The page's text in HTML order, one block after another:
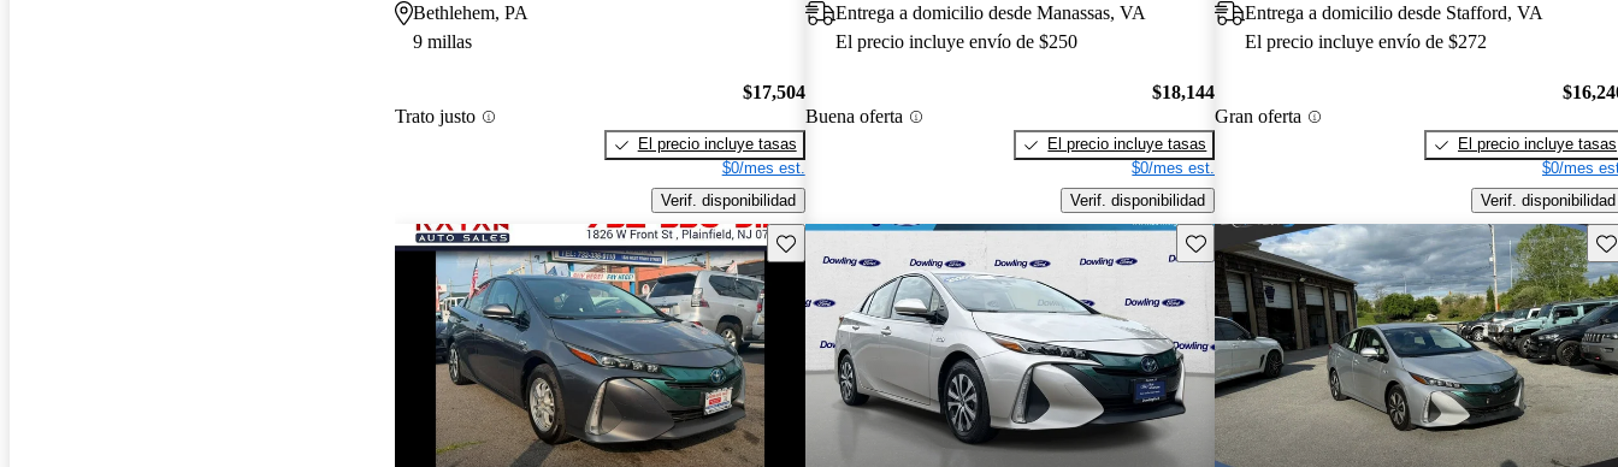
Bethlehem, PA
9 millas
Trato justo
$17,504
El precio incluye tasas
$0/mes est.
Verif. disponibilidad
Entrega a domicilio desde Manassas, VA
El precio incluye envío de $250
Buena oferta
$18,144
El precio incluye tasas
$0/mes est.
Verif. disponibilidad
Entrega a domicilio desde Stafford, VA
El precio incluye envío de $272
Gran oferta
El precio incluye tasas
$0/mes
Verif. disponibilidad
Guarda este Aviso Guarda este Aviso